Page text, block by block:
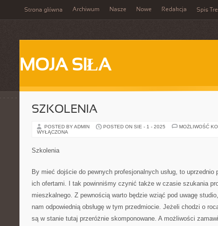
Strona główna Archiwum Nasze Nowe Redakcja Spis
MOJA SIŁA
SZKOLENIA
POSTED BY ADMIN POSTED ON SIE - 1 - 2025
MOŻLIWOŚĆ
WYŁĄCZONA
Szkolenia
By mieć dojście do pewnych profesjonalnych usług, to
ich ofertami. I tak powinniśmy czynić także w czasie szukania
mieszkalnego. Z pewnością warto będzie wziąć pod uwagę
nam odpowiednią obsługę w tym przedmiocie. Jeżeli chodzi o
są w stanie tutaj przeróżnie skomponowane. A możliwości